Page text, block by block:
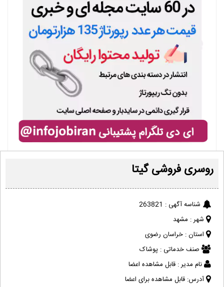
روسری فروشی گیتا
شناسه آگهی : 263821
شهر : مشهد
استان : خراسان رضوی
صنف خدماتی : پوشاک
نام مدیر : قابل مشاهده اعضا
آدرس: قابل مشاهده برای اعضا